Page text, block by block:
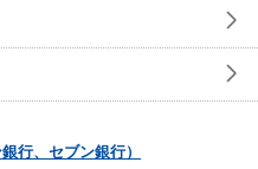
行、セブン銀行）